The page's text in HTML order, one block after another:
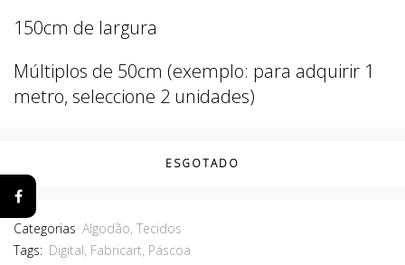
150cm de largura
Múltiplos de 50cm (exemplo: para adquirir 1
metro, seleccione 2 unidades)
ESGOTADO
Categorias Algodão, Tecidos
Tags: Digital, Fabricart, Páscoa